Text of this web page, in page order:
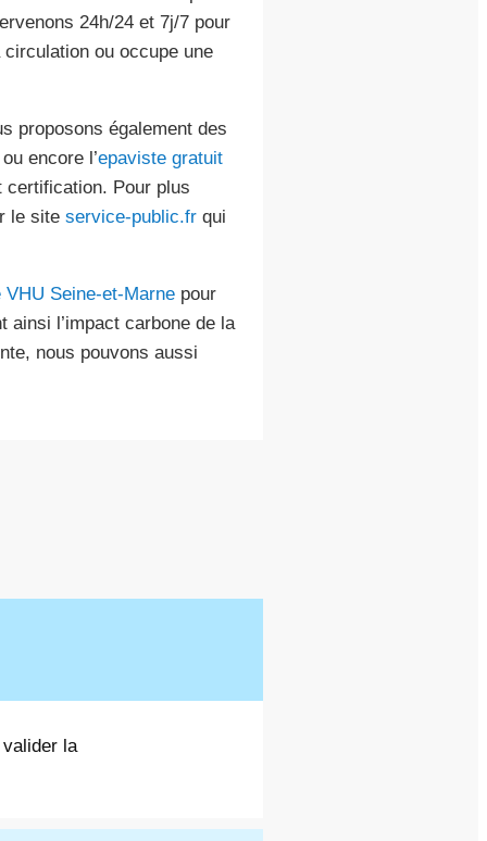
24h/24 et 7j/7 pour
ou occupe une
proposons également des
encore l’epaviste gratuit
certification. Pour plus
le site service-public.frqui
VHU Seine-et-Marnepour
l’impact carbone de la
nous pouvons aussi
la